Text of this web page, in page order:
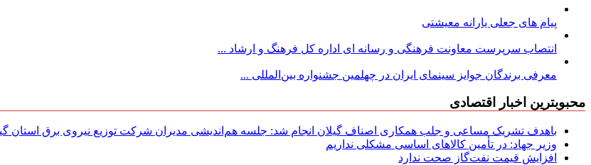
پیام های جعلی یارانه معیشتی
انتصاب سرپرست معاونت فرهنگی و رسانه ای اداره کل فرهنگ و ارشاد ...
معرفی برندگان جوایز سینمای ایران در چهلمین جشنواره بین‌المللی ...
محبوبترین اخبار اقتصادی
باهدف تشریک مساعی و جلب همکاری اصناف گیلان انجام شد: جلسه هم‌اندیشی مدیران شركت توزیع نیروی برق استان
وزیر جهاد: در تأمین کالاهای اساسی مشکلی نداریم
افزایش قیمت نفت‌گاز صحت ندارد